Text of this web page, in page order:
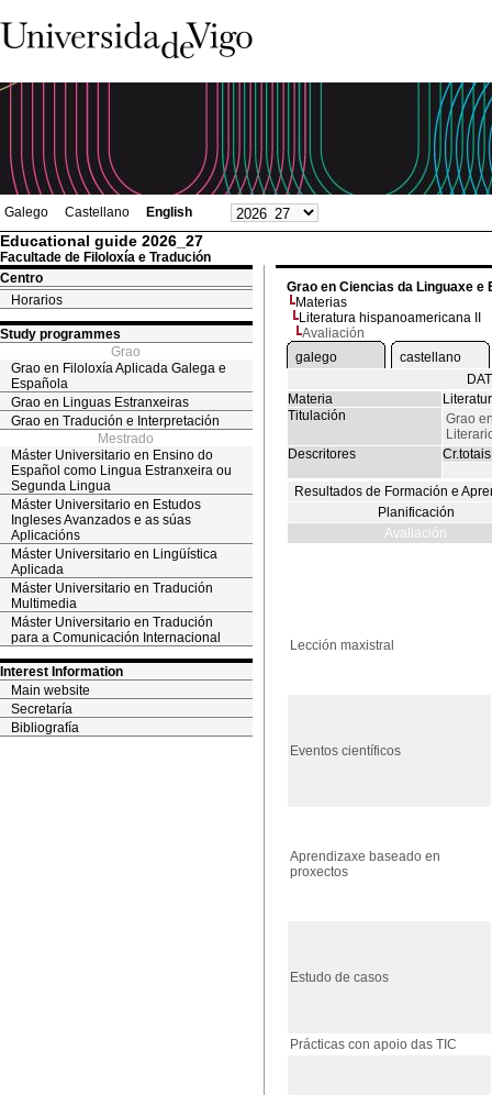
Galego Castellano English
Educational guide 2026_27
Facultade de Filoloxía e Tradución
Centro
Horarios
Study programmes
Grao
Grao en Filoloxía Aplicada Galega e
Española
Grao en Linguas Estranxeiras
Grao en Tradución e Interpretación
Mestrado
Máster Universitario en Ensino do
Español como Lingua Estranxeira ou
Segunda Lingua
Máster Universitario en Estudos
Ingleses Avanzados e as súas
Aplicacións
Máster Universitario en Lingüística
Aplicada
Máster Universitario en Tradución
Multimedia
Máster Universitario en Tradución
para a Comunicación Internacional
Interest Information
Main website
Secretaría
Bibliografía
Grao en Ciencias da Linguaxe e
Materias
Literatura hispanoamericana II
Avaliación
galego
castellano
Materia
Titulación
Grao
Descritores
Cr.totais
Resultados de Formación e
Planificación
Avaliación
Lección maxistral
Eventos científicos
Aprendizaxe baseado en
proxectos
Estudo de casos
Prácticas con apoio das TIC